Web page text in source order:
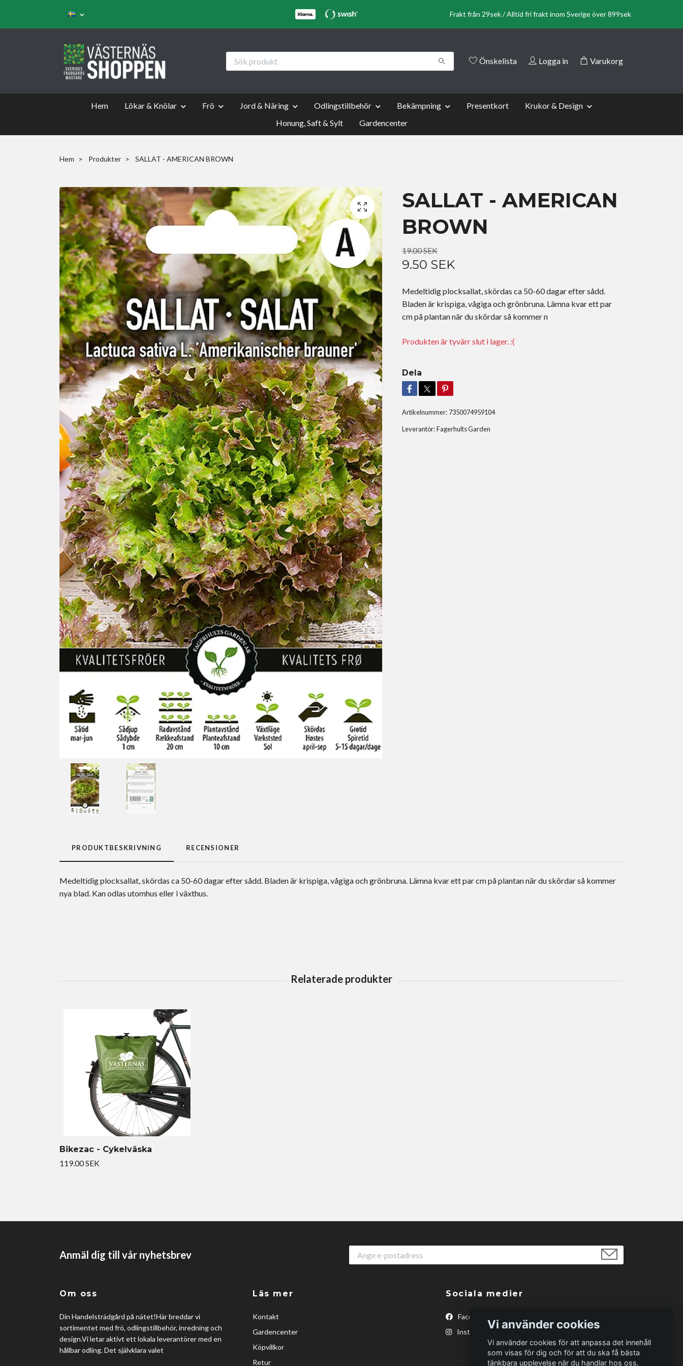
Frakt från 29sek / Alltid fri frakt inom Sverige över 899sek
Önskelista Logga in Varukorg
Hem Lökar & Knölar Frö Jord & Näring Odlingstillbehör Bekämpning Presentkort
Krukor & Design
Honung, Saft & Sylt
Gardencenter
Hem Produkter SALLAT - AMERICAN BROWN
SALLAT - AMERICAN
BROWN
19.00 SEK
9.50 SEK
Medeltidig plocksallat, skördas ca 50-60 dagar efter sådd.
Bladen är krispiga, vågiga och grönbruna. Lämna kvar ett par
cm på plantan när du skördar så kommer n
Produkten är tyvärr slut i lager. :(
Dela
Artikelnummer: 7350074959104
Leverantör:Fagerhults Garden
PRODUKTBESKRIVNING RECENSIONER
Medeltidig plocksallat, skördas ca 50-60 dagar efter sådd. Bladen är krispiga, vågiga och grönbruna. Lämna kvar ett par cm på plantan när du skördar så kommer
nya blad. Kan odlas utomhus eller i växthus.
Bikezac - Cykelväska
119.00 SEK
Anmäl dig till vår nyhetsbrev
Om oss
Din Handelsträdgård på nätet!Här breddar vi
sortimentet med frö, odlingstillbehör, inredning och
design.Vi letar aktivt ett lokala leverantörer med en
hållbar odling. Det självklara valet
Läs mer
Kontakt
Gardencenter
Köpvillkor
Retur
Sociala medier
Facebook
Instagram
Vi använder cookies
Vi använder cookies för att anpassa det innehåll
som visas för dig och för att du ska få bästa
tänkbara upplevelse när du handlar hos oss.